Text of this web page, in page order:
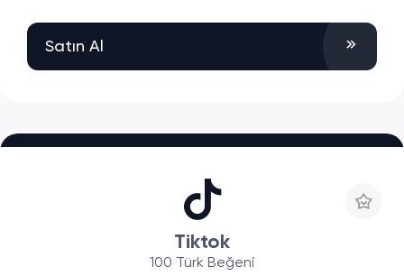
Satın Al
Tiktok
100 Türk Beğeni